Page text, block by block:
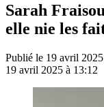
Sarah
elle nie les
Publié le 19 avril
19 avril 2025 à 13:12